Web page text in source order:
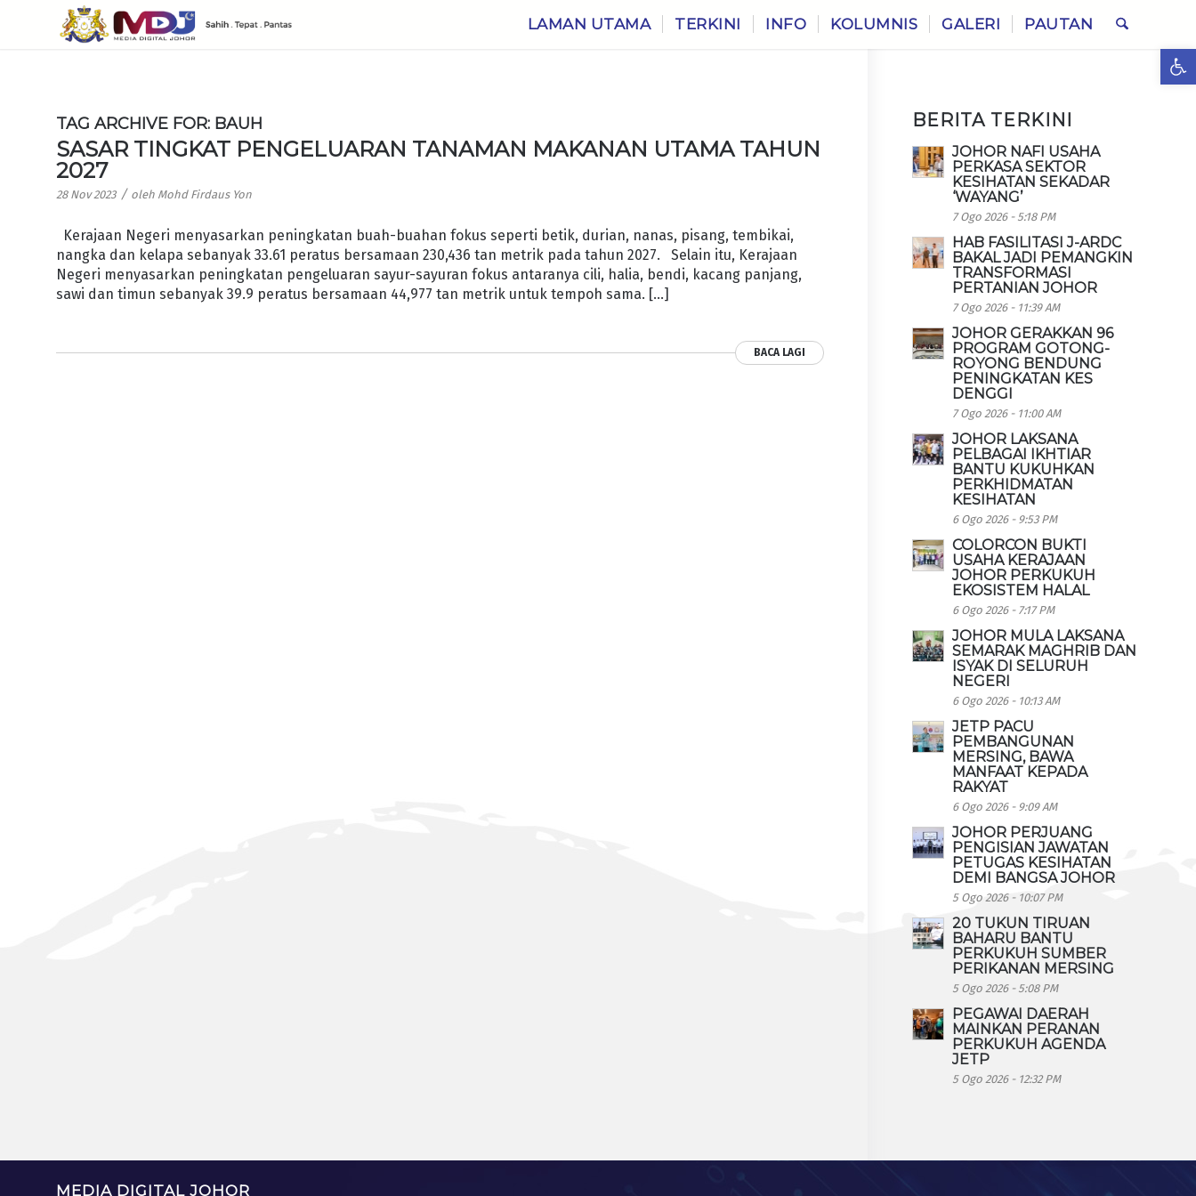
LAMAN UTAMA TERKINI INFO KOLUMNIS GALERI PAUTAN
TAG ARCHIVE FOR: BAUH
SASAR TINGKAT PENGELUARAN TANAMAN MAKANAN UTAMA TAHUN
2027
28 Nov 2023 / oleh Mohd Firdaus Yon
Kerajaan Negeri menyasarkan peningkatan buah-buahan fokus seperti betik, durian, nanas, pisang, tembikai,
nangka dan kelapa sebanyak 33.61 peratus bersamaan 230,436 tan metrik pada tahun 2027. Selain itu, Kerajaan
Negeri menyasarkan peningkatan pengeluaran sayur-sayuran fokus antaranya cili, halia, bendi, kacang panjang,
sawi dan timun sebanyak 39.9 peratus bersamaan 44,977 tan metrik untuk tempoh sama. […]
BACA LAGI
BERITA TERKINI
JOHOR NAFI USAHA
PERKASA SEKTOR
KESIHATAN SEKADAR
‘WAYANG’
7 Ogo 2026 - 5:18 PM
HAB FASILITASI J-ARDC
BAKAL JADI PEMANGKIN
TRANSFORMASI
PERTANIAN JOHOR
7 Ogo 2026 - 11:39 AM
JOHOR GERAKKAN 96
PROGRAM GOTONG-
ROYONG BENDUNG
PENINGKATAN KES
DENGGI
7 Ogo 2026 - 11:00 AM
JOHOR LAKSANA
PELBAGAI IKHTIAR
BANTU KUKUHKAN
PERKHIDMATAN
KESIHATAN
6 Ogo 2026 - 9:53 PM
COLORCON BUKTI
USAHA KERAJAAN
JOHOR PERKUKUH
EKOSISTEM HALAL
6 Ogo 2026 - 7:17 PM
JOHOR MULA LAKSANA
SEMARAK MAGHRIB DAN
ISYAK DI SELURUH
NEGERI
6 Ogo 2026 - 10:13 AM
JETP PACU
PEMBANGUNAN
MERSING, BAWA
MANFAAT KEPADA
RAKYAT
6 Ogo 2026 - 9:09 AM
JOHOR PERJUANG
PENGISIAN JAWATAN
PETUGAS KESIHATAN
DEMI BANGSA JOHOR
5 Ogo 2026 - 10:07 PM
20 TUKUN TIRUAN
BAHARU BANTU
PERKUKUH SUMBER
PERIKANAN MERSING
5 Ogo 2026 - 5:08 PM
PEGAWAI DAERAH
MAINKAN PERANAN
PERKUKUH AGENDA
JETP
5 Ogo 2026 - 12:32 PM
MEDIA DIGITAL JOHOR